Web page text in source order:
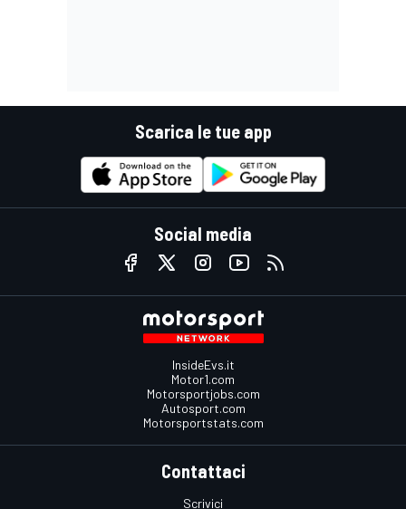
Scarica le tue app
Social media
InsideEvs.it
Motor1.com
Motorsportjobs.com
Autosport.com
Motorsportstats.com
Contattaci
Scrivici